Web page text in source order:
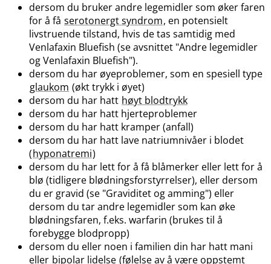
dersom du bruker andre legemidler som øker faren
for å få serotonergt syndrom, en potensielt
livstruende tilstand, hvis de tas samtidig med
Venlafaxin Bluefish (se avsnittet "Andre legemidler
og Venlafaxin Bluefish").
dersom du har øyeproblemer, som en spesiell type
glaukom (økt trykk i øyet)
dersom du har hatt høyt blodtrykk
dersom du har hatt hjerteproblemer
dersom du har hatt kramper (anfall)
dersom du har hatt lave natriumnivåer i blodet
(hyponatremi)
dersom du har lett for å få blåmerker eller lett for å
blø (tidligere blødningsforstyrrelser), eller dersom
du er gravid (se "Graviditet og amming") eller
dersom du tar andre legemidler som kan øke
blødningsfaren, f.eks. warfarin (brukes til å
forebygge blodpropp)
dersom du eller noen i familien din har hatt mani
eller bipolar lidelse (følelse av å være oppstemt